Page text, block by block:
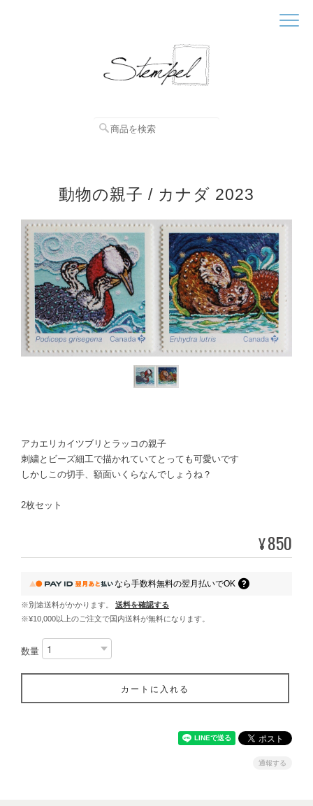
動物の親子 / カナダ 2023
アカエリカイツブリとラッコの親子
刺繍とビーズ細工で描かれていてとっても可愛いです
しかしこの切手、額面いくらなんでしょうね？
2枚セット
¥850
なら手数料無料の翌月払いでOK
※別途送料がかかります。
送料を確認する
※¥10,000以上のご注文で国内送料が無料になります。
数量
カートに入れる
通報する